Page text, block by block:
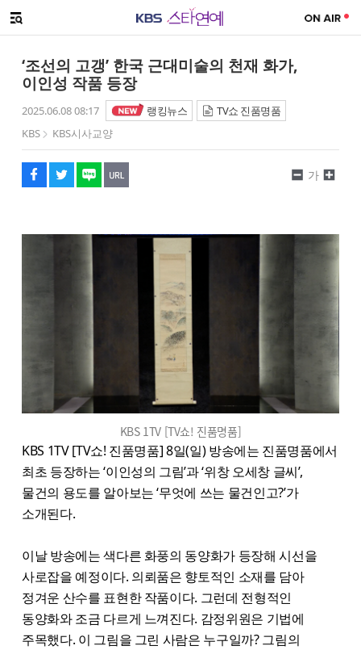
메뉴 열기
‘조선의 고갱’ 한국 근대미술의 천재 화가,
이인성 작품 등장
2025.06.08 08:17 랭킹뉴스
TV쇼 진품명품
KBS
KBS시사교양
페이스북
트위터
네이버
URL복사
글씨 작게보기
가
글씨 크게보기
KBS 1TV [TV쇼! 진품명품]
KBS 1TV [TV쇼! 진품명품] 8일(일) 방송에는 진품명품에서
최초 등장하는 ‘이인성의 그림’과 ‘위창 오세창 글씨’,
물건의 용도를 알아보는 ‘무엇에 쓰는 물건인고?’가
소개된다.
이날 방송에는 색다른 화풍의 동양화가 등장해 시선을
사로잡을 예정이다. 의뢰품은 향토적인 소재를 담아
정겨운 산수를 표현한 작품이다. 그런데 전형적인
동양화와 조금 다르게 느껴진다. 감정위원은 기법에
주목했다. 이 그림을 그린 사람은 누구일까? 그림의